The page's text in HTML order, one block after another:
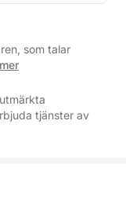
som talar
tjänster av